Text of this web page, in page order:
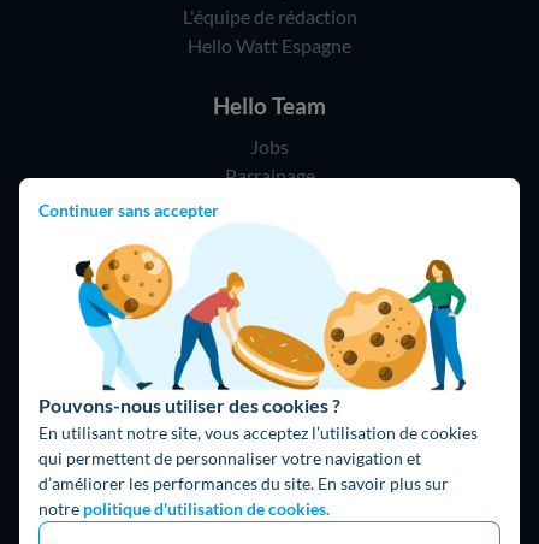
Continuer sans accepter
Pouvons-nous utiliser des cookies ?
En utilisant notre site, vous acceptez l’utilisation de cookies
qui permettent de personnaliser votre navigation et
d’améliorer les performances du site. En savoir plus sur
notre politique d'utilisation de cookies.
L'équipe de rédaction
Hello Watt Espagne
Hello Team
Jobs
Parrainage
Rejoindre notre réseau d'artisans
09 75 18 60 60
(8h-21h)
75018 Paris